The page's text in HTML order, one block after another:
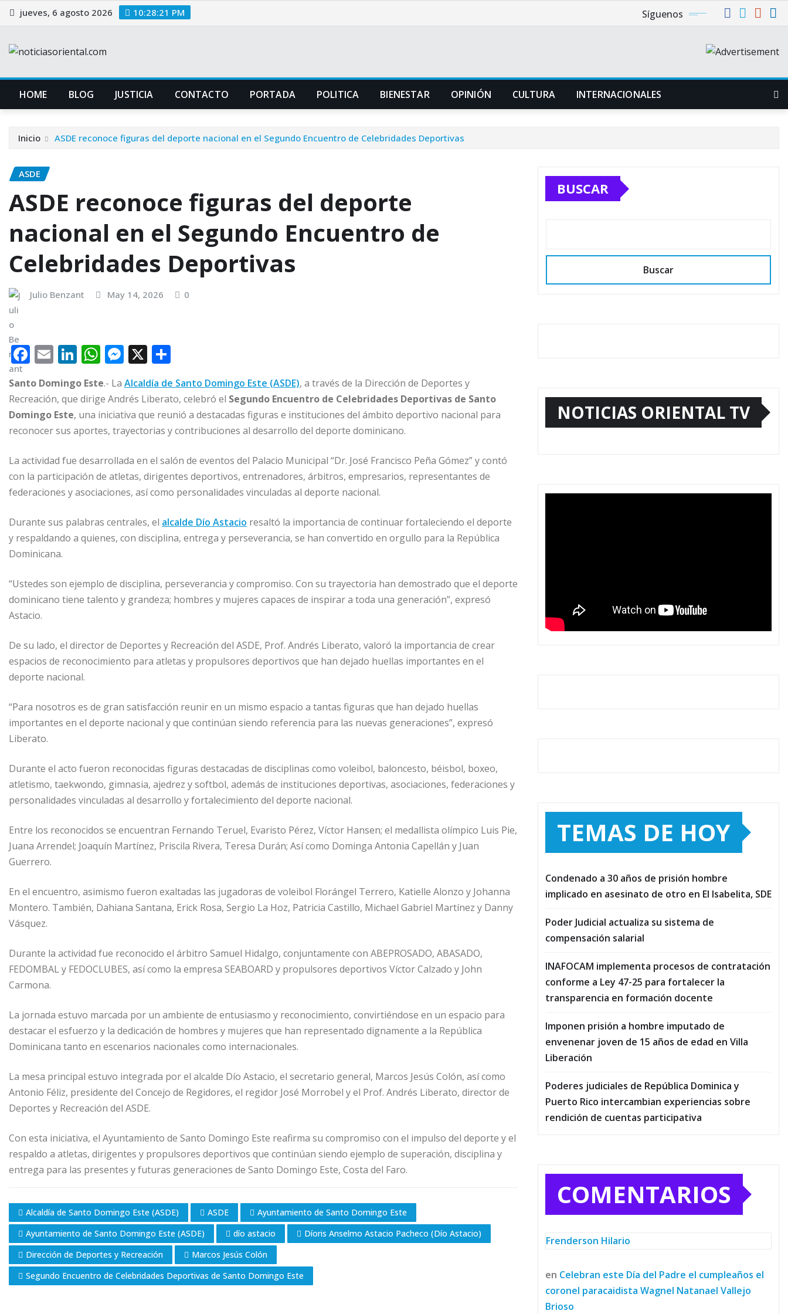
Saltar
al
jueves, 6 agosto 2026 10:28:21 PM Síguenos
HOME BLOG JUSTICIA CONTACTO PORTADA POLITICA BIENESTAR OPINIÓN CULTURA INTERNACIONALES
Inicio ASDE reconoce figuras del deporte nacional en el Segundo Encuentro de Celebridades Deportivas
ASDE
ASDE reconoce figuras del deporte
nacional en el Segundo Encuentro de
Celebridades Deportivas
Julio Benzant May 14, 2026 0
F
a
c
e
b
o
k
E
m
ai
l
Li
n
k
e
dI
W
h
at
s
A
p
M
e
ss
e
n
e
r
X
o
m
p
ar
r
Santo Domingo Este.- La Alcaldía de Santo Domingo Este (ASDE), a través de la Dirección de Deportes y
Recreación, que dirige Andrés Liberato, celebró el Segundo Encuentro de Celebridades Deportivas de Santo
Domingo Este, una iniciativa que reunió a destacadas figuras e instituciones del ámbito deportivo nacional para
reconocer sus aportes, trayectorias y contribuciones al desarrollo del deporte dominicano.
La actividad fue desarrollada en el salón de eventos del Palacio Municipal “Dr. José Francisco Peña Gómez” y contó
con la participación de atletas, dirigentes deportivos, entrenadores, árbitros, empresarios, representantes de
federaciones y asociaciones, así como personalidades vinculadas al deporte nacional.
Durante sus palabras centrales, el alcalde Dío Astacio resaltó la importancia de continuar fortaleciendo el deporte
y respaldando a quienes, con disciplina, entrega y perseverancia, se han convertido en orgullo para la República
Dominicana.
“Ustedes son ejemplo de disciplina, perseverancia y compromiso. Con su trayectoria han demostrado que el deporte
dominicano tiene talento y grandeza; hombres y mujeres capaces de inspirar a toda una generación”, expresó
Astacio.
De su lado, el director de Deportes y Recreación del ASDE, Prof. Andrés Liberato, valoró la importancia de crear
espacios de reconocimiento para atletas y propulsores deportivos que han dejado huellas importantes en el
deporte nacional.
“Para nosotros es de gran satisfacción reunir en un mismo espacio a tantas figuras que han dejado huellas
importantes en el deporte nacional y que continúan siendo referencia para las nuevas generaciones”, expresó
Liberato.
Durante el acto fueron reconocidas figuras destacadas de disciplinas como voleibol, baloncesto, béisbol, boxeo,
atletismo, taekwondo, gimnasia, ajedrez y softbol, además de instituciones deportivas, asociaciones, federaciones y
personalidades vinculadas al desarrollo y fortalecimiento del deporte nacional.
Entre los reconocidos se encuentran Fernando Teruel, Evaristo Pérez, Víctor Hansen; el medallista olímpico Luis Pie,
Juana Arrendel; Joaquín Martínez, Priscila Rivera, Teresa Durán; Así como Dominga Antonia Capellán y Juan
Guerrero.
En el encuentro, asimismo fueron exaltadas las jugadoras de voleibol Florángel Terrero, Katielle Alonzo y Johanna
Montero. También, Dahiana Santana, Erick Rosa, Sergio La Hoz, Patricia Castillo, Michael Gabriel Martínez y Danny
Vásquez.
Durante la actividad fue reconocido el árbitro Samuel Hidalgo, conjuntamente con ABEPROSADO, ABASADO,
FEDOMBAL y FEDOCLUBES, así como la empresa SEABOARD y propulsores deportivos Víctor Calzado y John
Carmona.
La jornada estuvo marcada por un ambiente de entusiasmo y reconocimiento, convirtiéndose en un espacio para
destacar el esfuerzo y la dedicación de hombres y mujeres que han representado dignamente a la República
Dominicana tanto en escenarios nacionales como internacionales.
La mesa principal estuvo integrada por el alcalde Dío Astacio, el secretario general, Marcos Jesús Colón, así como
Antonio Féliz, presidente del Concejo de Regidores, el regidor José Morrobel y el Prof. Andrés Liberato, director de
Deportes y Recreación del ASDE.
Con esta iniciativa, el Ayuntamiento de Santo Domingo Este reafirma su compromiso con el impulso del deporte y el
respaldo a atletas, dirigentes y propulsores deportivos que continúan siendo ejemplo de superación, disciplina y
entrega para las presentes y futuras generaciones de Santo Domingo Este, Costa del Faro.
Alcaldía de Santo Domingo Este (ASDE) ASDE
Ayuntamiento de Santo Domingo Este
Ayuntamiento de Santo Domingo Este (ASDE)
dío astacio
Díoris Anselmo Astacio Pacheco (Dío Astacio)
Dirección de Deportes y Recreación
Marcos Jesús Colón
Segundo Encuentro de Celebridades Deportivas de Santo Domingo Este
BUSCAR
Buscar
NOTICIAS ORIENTAL TV
TEMAS DE HOY
Condenado a 30 años de prisión hombre
implicado en asesinato de otro en El Isabelita, SDE
Poder Judicial actualiza su sistema de
compensación salarial
INAFOCAM implementa procesos de contratación
conforme a Ley 47-25 para fortalecer la
transparencia en formación docente
Imponen prisión a hombre imputado de
envenenar joven de 15 años de edad en Villa
Liberación
Poderes judiciales de República Dominica y
Puerto Rico intercambian experiencias sobre
rendición de cuentas participativa
COMENTARIOS
Frenderson Hilario
en Celebran este Día del Padre el cumpleaños el
coronel paracaidista Wagnel Natanael Vallejo
Brioso